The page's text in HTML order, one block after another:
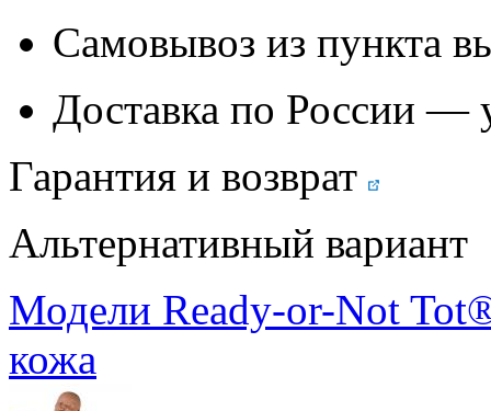
Самовывоз из пункта
Доставка по России —
Гарантия и возврат
Альтернативный вариант
Модели Ready-or-Not
кожа